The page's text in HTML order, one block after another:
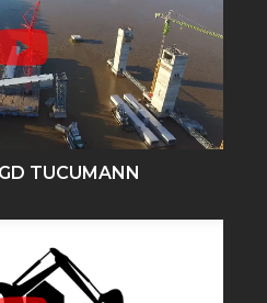
TUCUMANN